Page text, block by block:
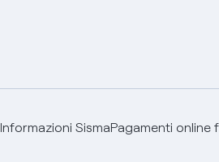
Informazioni SismaPagamenti online